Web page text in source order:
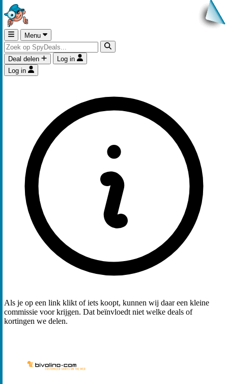
Menu
Deal delen
Log in
Log in
Als je op een link klikt of iets koopt, kunnen wij daar een kleine
commissie voor krijgen. Dat beïnvloedt niet welke deals of
kortingen we delen.